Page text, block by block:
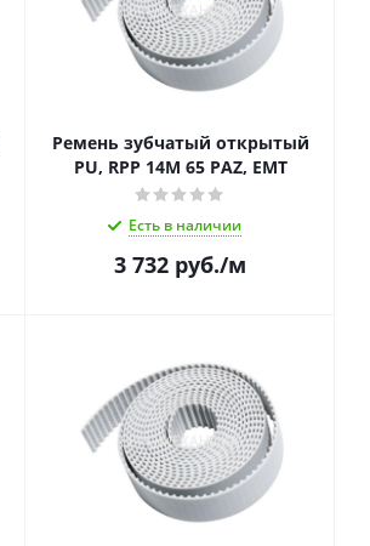
Ремень зубчатый открытый
PU, RPP 14M 65 PAZ, EMT
Есть в наличии
3 732 руб./м